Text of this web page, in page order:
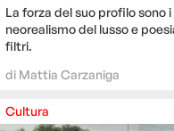
La forza del suo profilo sono
neorealismo del lusso e
filtri.
di Mattia Carzaniga
Cultura